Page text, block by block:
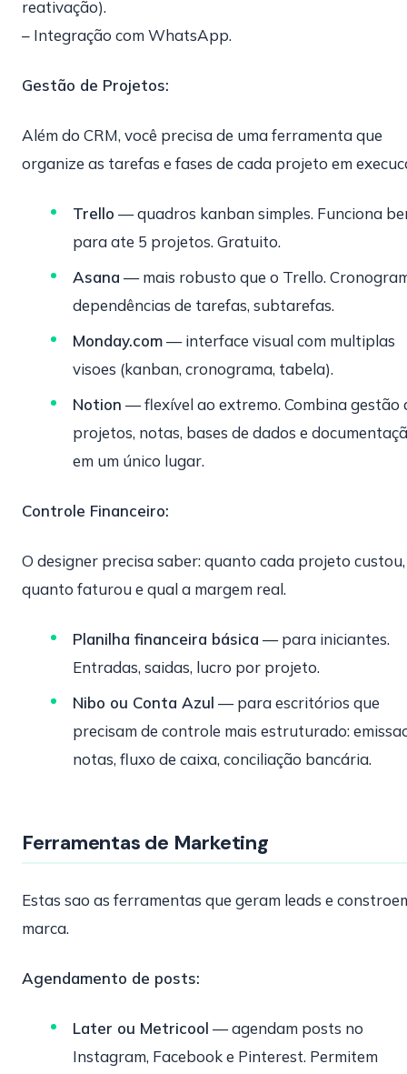
reativação).
– Integração com WhatsApp.
Gestão de Projetos:
Além do CRM, você precisa de uma ferramenta que
organize as tarefas e fases de cada projeto em
Trello — quadros kanban simples. Funciona
para ate 5 projetos. Gratuito.
Asana — mais robusto que o Trello.
dependências de tarefas, subtarefas.
Monday.com— interface visual com multiplas
visoes (kanban, cronograma, tabela).
Notion — flexível ao extremo. Combina gestão
projetos, notas, bases de dados e
em um único lugar.
Controle Financeiro:
O designer precisa saber: quanto cada projeto custou,
quanto faturou e qual a margem real.
Planilha financeira básica — para iniciantes.
Entradas, saidas, lucro por projeto.
Nibo ou Conta Azul — para escritórios que
precisam de controle mais estruturado:
notas, fluxo de caixa, conciliação bancária.
Ferramentas de Marketing
Estas sao as ferramentas que geram leads e
marca.
Agendamento de posts:
Later ou Metricool — agendam posts no
Instagram, Facebook e Pinterest. Permitem